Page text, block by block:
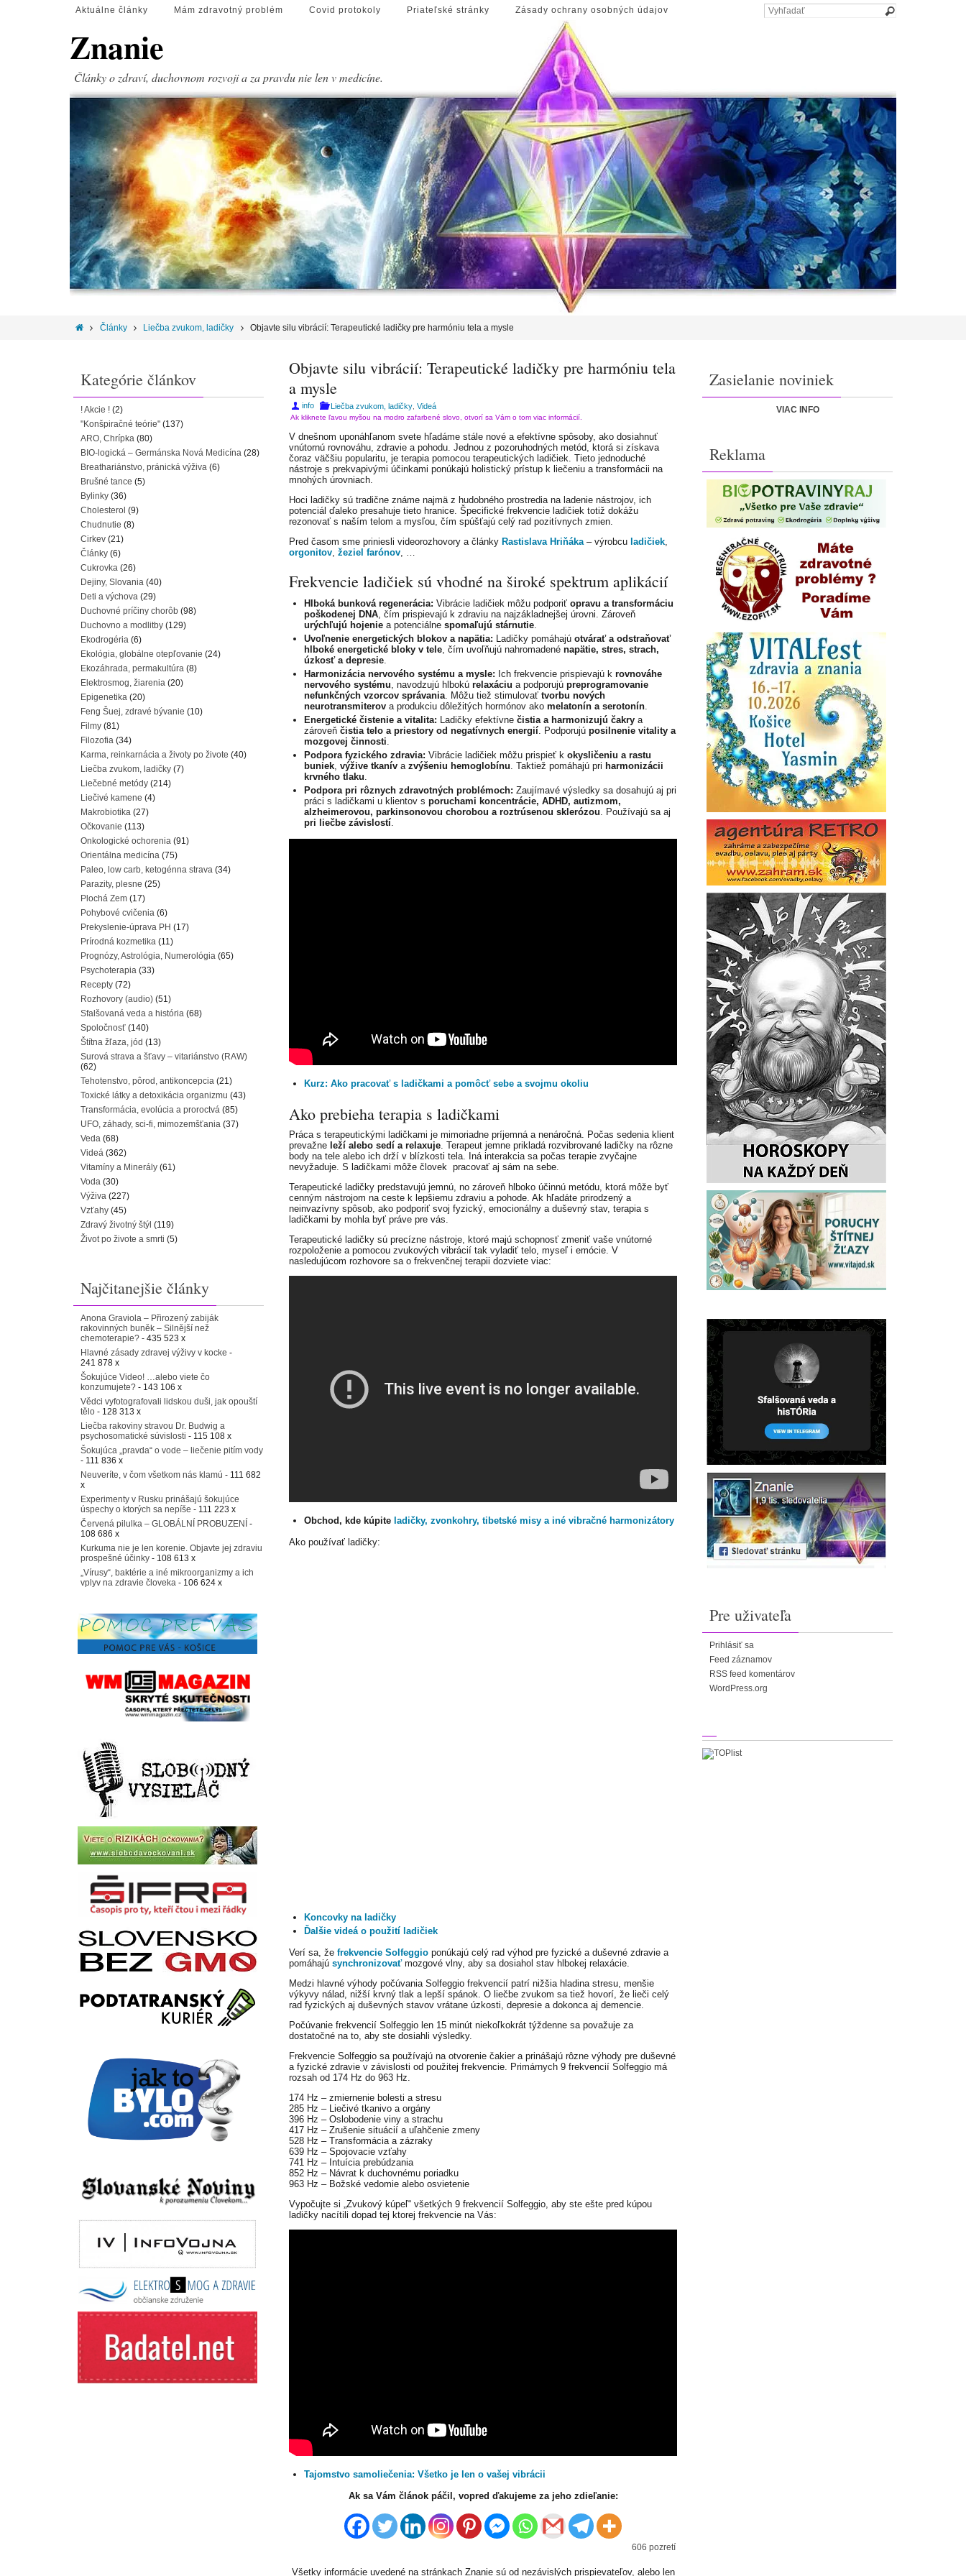
Aktuálne články Mám zdravotný problém Covid protokoly Priateľské stránky Zásady ochrany osobných údajov
Znanie
Články o zdraví, duchovnom rozvoji a za pravdu nie len v medicíne.
Články Liečba zvukom, ladičky Objavte silu vibrácií: Terapeutické ladičky pre harmóniu tela a mysle
Objavte silu vibrácií: Terapeutické ladičky pre harmóniu tela
a mysle
info Liečba zvukom, ladičky, Videá
Ak kliknete ľavou myšou na modro zafarbené slovo, otvorí sa Vám o tom viac informácií.
V dnešnom uponáhľanom svete hľadáme stále nové a efektívne spôsoby, ako dosiahnuť
vnútornú rovnováhu, zdravie a pohodu. Jednou z pozoruhodných metód, ktorá si získava
čoraz väčšiu popularitu, je terapia pomocou terapeutických ladičiek. Tieto jednoduché
nástroje s prekvapivými účinkami ponúkajú holistický prístup k liečeniu a transformácii na
mnohých úrovniach.
Hoci ladičky sú tradične známe najmä z hudobného prostredia na ladenie nástrojov, ich
potenciál ďaleko presahuje tieto hranice. Špecifické frekvencie ladičiek totiž dokážu
rezonovať s naším telom a mysľou, čím spúšťajú celý rad pozitívnych zmien.
Pred časom sme priniesli videorozhovory a články Rastislava Hriňáka– výrobcu ladičiek,
orgonitov, žeziel farónov, …
Frekvencie ladičiek sú vhodné na široké spektrum aplikácií
Hlboká bunková regenerácia: Vibrácie ladičiek môžu podporiť opravu a transformáciu
poškodenej DNA, čím prispievajú k zdraviu na najzákladnejšej úrovni. Zároveň
urýchľujú hojeniea potenciálne spomaľujú stárnutie.
Uvoľnenie energetických blokov a napätia: Ladičky pomáhajú otvárať a odstraňovať
hlboké energetické bloky v tele, čím uvoľňujú nahromadené napätie, stres, strach,
úzkosť a depresie.
Harmonizácia nervového systému a mysle: Ich frekvencie prispievajú k rovnováhe
nervového systému, navodzujú hlbokú relaxáciu a podporujú preprogramovanie
nefunkčných vzorcov správania. Môžu tiež stimulovať tvorbu nových
neurotransmiterova produkciu dôležitých hormónov ako melatonín a serotonín.
Energetické čistenie a vitalita: Ladičky efektívne čistia a harmonizujú čakrya
zároveň čistia telo a priestory od negatívnych energií. Podporujú posilnenie vitality a
mozgovej činnosti.
Podpora fyzického zdravia: Vibrácie ladičiek môžu prispieť k okysličeniu a rastu
buniek, výžive tkaníva zvýšeniu hemoglobínu. Taktiež pomáhajú pri harmonizácii
krvného tlaku.
Podpora pri rôznych zdravotných problémoch: Zaujímavé výsledky sa dosahujú aj pri
práci s ladičkami u klientov s poruchami koncentrácie, ADHD, autizmom,
alzheimerovou, parkinsonovou chorobou a roztrúsenou sklerózou. Používajú sa aj
pri liečbe závislostí.
Kurz: Ako pracovať s ladičkami a pomôcť sebe a svojmu okoliu
Ako prebieha terapia s ladičkami
Práca s terapeutickými ladičkami je mimoriadne príjemná a nenáročná. Počas sedenia klient
prevažne leží alebo sedí a relaxuje. Terapeut jemne prikladá rozvibrované ladičky na rôzne
body na tele alebo ich drží v blízkosti tela. Iná interakcia sa počas terapie zvyčajne
nevyžaduje. S ladičkami môže človek pracovať aj sám na sebe.
Terapeutické ladičky predstavujú jemnú, no zároveň hlboko účinnú metódu, ktorá môže byť
cenným nástrojom na ceste k lepšiemu zdraviu a pohode. Ak hľadáte prirodzený a
neinvazívny spôsob, ako podporiť svoj fyzický, emocionálny a duševný stav, terapia s
ladičkami by mohla byť práve pre vás.
Terapeutické ladičky sú precízne nástroje, ktoré majú schopnosť zmeniť vaše vnútorné
rozpoloženie a pomocou zvukových vibrácií tak vyladiť telo, myseľ i emócie. V
nasledujúcom rozhovore sa o frekvenčnej terapii dozviete viac:
Obchod, kde kúpite ladičky, zvonkohry, tibetské misy a iné vibračné harmonizátory
Ako používať ladičky:
Koncovky na ladičky
Ďalšie videá o použití ladičiek
Verí sa, že frekvencie Solfeggio ponúkajú celý rad výhod pre fyzické a duševné zdravie a
pomáhajú synchronizovaťmozgové vlny, aby sa dosiahol stav hlbokej relaxácie.
Medzi hlavné výhody počúvania Solfeggio frekvencií patrí nižšia hladina stresu, menšie
výkyvy nálad, nižší krvný tlak a lepší spánok. O liečbe zvukom sa tiež hovorí, že lieči celý
rad fyzických aj duševných stavov vrátane úzkosti, depresie a dokonca aj demencie.
Počúvanie frekvencií Solfeggio len 15 minút niekoľkokrát týždenne sa považuje za
dostatočné na to, aby ste dosiahli výsledky.
Frekvencie Solfeggio sa používajú na otvorenie čakier a prinášajú rôzne výhody pre duševné
a fyzické zdravie v závislosti od použitej frekvencie. Primárnych 9 frekvencií Solfeggio má
rozsah od 174 Hz do 963 Hz.
174 Hz – zmiernenie bolesti a stresu
285 Hz – Liečivé tkanivo a orgány
396 Hz – Oslobodenie viny a strachu
417 Hz – Zrušenie situácií a uľahčenie zmeny
528 Hz – Transformácia a zázraky
639 Hz – Spojovacie vzťahy
741 Hz – Intuícia prebúdzania
852 Hz – Návrat k duchovnému poriadku
963 Hz – Božské vedomie alebo osvietenie
Vypočujte si „Zvukový kúpeľ“ všetkých 9 frekvencií Solfeggio, aby ste ešte pred kúpou
ladičky nacítili dopad tej ktorej frekvencie na Vás:
Tajomstvo samoliečenia: Všetko je len o vašej vibrácii
Ak sa Vám článok páčil, vopred ďakujeme za jeho zdieľanie:
606 pozretí
Všetky informácie uvedené na stránkach Znanie sú od nezávislých prispievateľov, alebo len
Kategórie článkov
! Akcie ! (2)
"Konšpiračné teórie" (137)
ARO, Chrípka (80)
BIO-logická – Germánska Nová Medicína (28)
Breathariánstvo, pránická výživa (6)
Brušné tance (5)
Bylinky (36)
Cholesterol (9)
Chudnutie (8)
Cirkev (21)
Články (6)
Cukrovka (26)
Dejiny, Slovania (40)
Deti a výchova (29)
Duchovné príčiny chorôb (98)
Duchovno a modlitby (129)
Ekodrogéria (6)
Ekológia, globálne otepľovanie (24)
Ekozáhrada, permakultúra (8)
Elektrosmog, žiarenia (20)
Epigenetika (20)
Feng Šuej, zdravé bývanie (10)
Filmy (81)
Filozofia (34)
Karma, reinkarnácia a životy po živote (40)
Liečba zvukom, ladičky (7)
Liečebné metódy (214)
Liečivé kamene (4)
Makrobiotika (27)
Očkovanie (113)
Onkologické ochorenia (91)
Orientálna medicína (75)
Paleo, low carb, ketogénna strava (34)
Parazity, plesne (25)
Plochá Zem (17)
Pohybové cvičenia (6)
Prekyslenie-úprava PH (17)
Prírodná kozmetika (11)
Prognózy, Astrológia, Numerológia (65)
Psychoterapia (33)
Recepty (72)
Rozhovory (audio) (51)
Sfalšovaná veda a história (68)
Spoločnosť (140)
Štítna žľaza, jód (13)
Surová strava a šťavy – vitariánstvo (RAW)
(62)
Tehotenstvo, pôrod, antikoncepcia (21)
Toxické látky a detoxikácia organizmu (43)
Transformácia, evolúcia a proroctvá (85)
UFO, záhady, sci-fi, mimozemšťania (37)
Veda (68)
Videá (362)
Vitamíny a Minerály (61)
Voda (30)
Výživa (227)
Vzťahy (45)
Zdravý životný štýl (119)
Život po živote a smrti (5)
Najčitanejšie články
Anona Graviola – Přirozený zabiják
rakovinných buněk – Silnější než
chemoterapie? - 435 523 x
Hlavné zásady zdravej výživy v kocke -
241 878 x
Šokujúce Video! …alebo viete čo
konzumujete? - 143 106 x
Vědci vyfotografovali lidskou duši, jak opouští
tělo - 128 313 x
Liečba rakoviny stravou Dr. Budwig a
psychosomatické súvislosti - 115 108 x
Šokujúca „pravda“ o vode – liečenie pitím vody
- 111 836 x
Neuveríte, v čom všetkom nás klamú - 111 682
x
Experimenty v Rusku prinášajú šokujúce
úspechy o ktorých sa nepíše - 111 223 x
Červená pilulka – GLOBÁLNÍ PROBUZENÍ -
108 686 x
Kurkuma nie je len korenie. Objavte jej zdraviu
prospešné účinky - 108 613 x
„Vírusy“, baktérie a iné mikroorganizmy a ich
vplyv na zdravie človeka - 106 624 x
Zasielanie noviniek
VIAC INFO
Reklama
Pre uživateľa
Prihlásiť sa
Feed záznamov
RSS feed komentárov
WordPress.org